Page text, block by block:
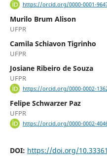
https://orcid.org/0000-0001-
Murilo Brum Alison
UFPR
Camila Schiavon Tigrinho
UFPR
Josiane Ribeiro de Souza
UFPR
https://orcid.org/0000-0002-
Felipe Schwarzer Paz
UFPR
https://orcid.org/0000-0002-
DOI: https://doi.org/